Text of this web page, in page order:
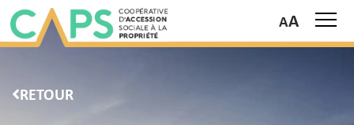
RETOUR
A